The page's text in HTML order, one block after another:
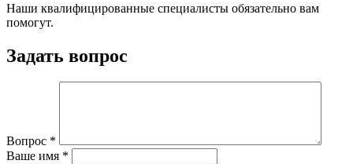
Наши квалифицированные специалисты обязательно вам
помогут.
Задать вопрос
Вопрос *
Ваше имя *